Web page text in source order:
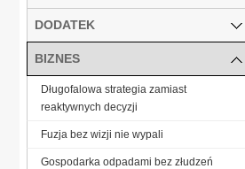
DODATEK
BIZNES
Długofalowa strategia zamiast
reaktywnych decyzji
Fuzja bez wizji nie wypali
Gospodarka odpadami bez złudzeń